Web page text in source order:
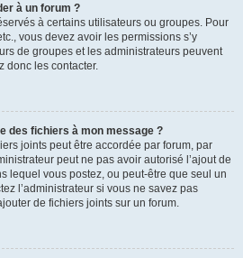
à un forum ?
à certains utilisateurs ou groupes. Pour
vous devez avoir les permissions s’y
de groupes et les administrateurs peuvent
donc les contacter.
des fichiers à mon message ?
joints peut être accordée par forum, par
peut ne pas avoir autorisé l’ajout de
lequel vous postez, ou peut-être que seul un
l’administrateur si vous ne savez pas
de fichiers joints sur un forum.